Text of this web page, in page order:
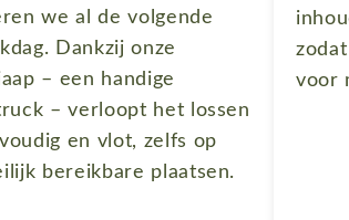
we al de volgende
Dankzij onze
– een handige
– verloopt het lossen
en vlot, zelfs op
bereikbare plaatsen.
voor